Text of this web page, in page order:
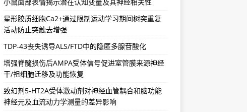
星形胶质细胞Ca2+通过限制运动学习期间树突重复
活动防止突触去增强
TDP-43丧失诱导ALS/FTD中的隐匿多腺苷酸化
增强脊髓损伤后AMPA受体信号促进室管膜来源神经
干/祖细胞迁移及功能恢复
致幻剂5-HT2A受体激动剂对神经血管耦合和脑功能
神经元及血流动力学测量的差异影响